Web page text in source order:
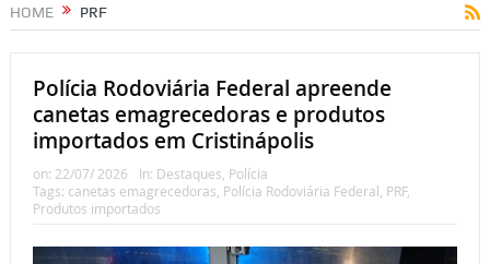
HOME PRF
Polícia Rodoviária Federal apreende
canetas emagrecedoras e produtos
importados em Cristinápolis
on: 22/07/ 2026 In: Destaques, Polícia
Tags: canetas emagrecedoras, Polícia Rodoviária Federal, PRF,
Produtos importados